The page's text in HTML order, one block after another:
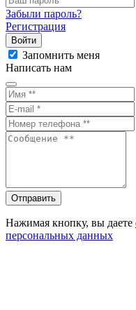
Забыли пароль?
Регистрация
Войти
Запомнить меня
Написать нам
Отправить
Нажимая кнопку, вы даете
персональных данных